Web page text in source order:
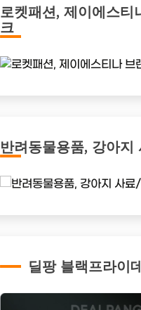
로켓패션, 제이에스티
크
반려동물용품, 강아지
딜팡 블랙프라이